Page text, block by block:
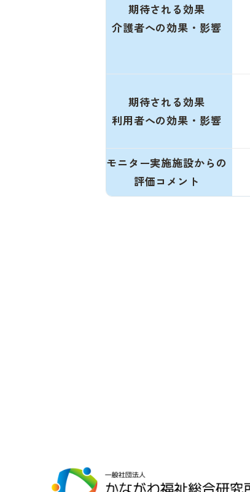
期待される効果
介護者への効果・影響
期待される効果
利用者への効果・影響
モニター実施施設からの
評価コメント